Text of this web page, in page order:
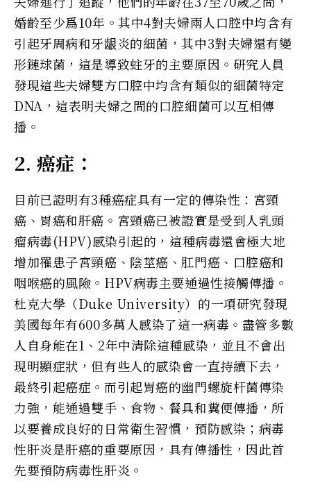
婚齡至少爲10年。其中4對夫婦兩人口腔中均含有
引起牙周病和牙龈炎的細菌，其中3對夫婦還有變
形鏈球菌，這是導致蛀牙的主要原因。研究人員
發現這些夫婦雙方口腔中均含有類似的細菌特定
DNA，這表明夫婦之間的口腔細菌可以互相傳
播。
2. 癌症：
目前已證明有3種癌症具有一定的傳染性：宮頸
癌、胃癌和肝癌。宮頸癌已被證實是受到人乳頭
瘤病毒(HPV)感染引起的，這種病毒還會極大地
增加罹患子宮頸癌、陰莖癌、肛門癌、口腔癌和
咽喉癌的風險。HPV病毒主要通過性接觸傳播。
杜克大學（Duke University）的一項研究發現
美國每年有600多萬人感染了這一病毒。盡管多數
人自身能在1、2年中清除這種感染，並且不會出
現明顯症狀，但有些人的感染會一直持續下去，
最終引起癌症。而引起胃癌的幽門螺旋杆菌傳染
力強，能通過雙手、食物、餐具和糞便傳播，所
以要養成良好的日常衛生習慣，預防感染；病毒
性肝炎是肝癌的重要原因，具有傳播性，因此首
先要預防病毒性肝炎。